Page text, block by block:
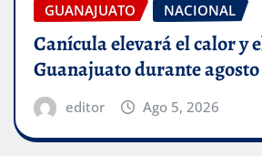
GUANAJUATO NACIONAL
Canícula elevará el calor y
Guanajuato durante agosto
editor Ago 5, 2026